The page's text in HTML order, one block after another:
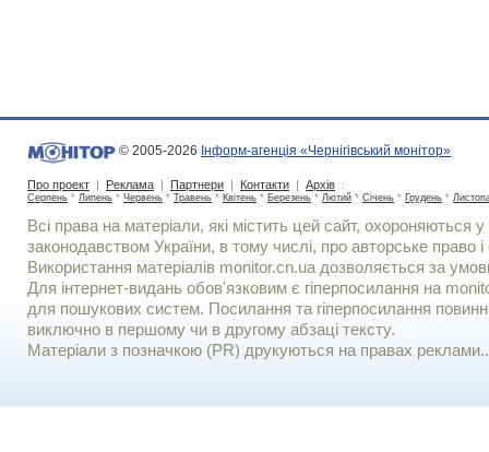
© 2005-2026 Інформ-агенція «Чернігівський монітор»
Про проект | Реклама | Партнери | Контакти | Архів :
Серпень * Липень * Червень * Травень * Квітень * Березень * Лютий * Січень * Грудень *
Всі права на матеріали, які містить цей сайт, охороняються у
законодавством України, в тому числі, про авторське право і
Використання матерiалiв monitor.cn.ua дозволяється за
Для iнтернет-видань обов'язковим є гiперпосилання на
для пошукових систем. Посилання та гіперпосилання
виключно в першому чи в другому абзаці тексту.
Матеріали з позначкою (PR) друкуються на правах реклами..